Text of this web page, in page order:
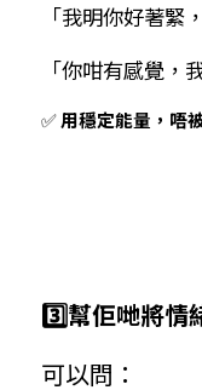
「我明你好著緊
「你咁有感覺，
✅ 用穩定能量，唔
3️⃣幫佢哋將情
可以問：